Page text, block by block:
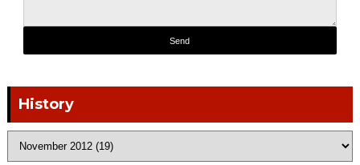
History